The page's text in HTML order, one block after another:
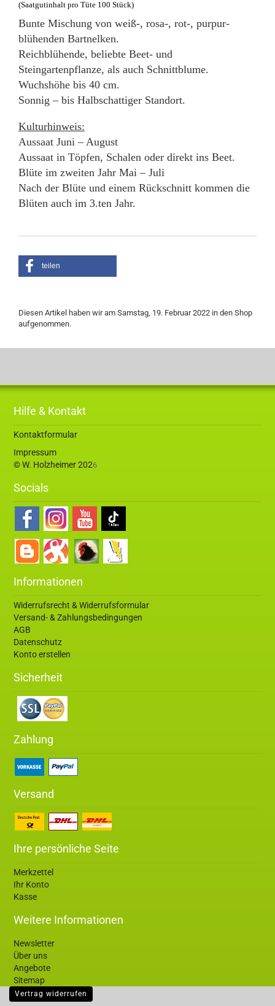
(Saatgutinhalt pro Tüte 100 Stück)
Bunte Mischung von weiß-, rosa-, rot-, purpur-
blühenden Bartnelken.
Reichblühende, beliebte Beet- und
Steingartenpflanze, als auch Schnittblume.
Wuchshöhe bis 40 cm.
Sonnig – bis Halbschattiger Standort.
Kulturhinweis:
Aussaat Juni – August
Aussaat in Töpfen, Schalen oder direkt ins Beet.
Blüte im zweiten Jahr Mai – Juli
Nach der Blüte und einem Rückschnitt kommen die
Blüten auch im 3.ten Jahr.
teilen
Diesen Artikel haben wir am Samstag, 19. Februar 2022 in den Shop
aufgenommen.
Hilfe & Kontakt
Kontaktformular
Impressum
© W. Holzheimer 2026
Socials
Informationen
Widerrufsrecht & Widerrufsformular
Versand- & Zahlungsbedingungen
AGB
Datenschutz
Konto erstellen
Sicherheit
Zahlung
Versand
Ihre persönliche Seite
Merkzettel
Ihr Konto
Kasse
Weitere Informationen
Newsletter
Über uns
Angebote
Sitemap
Vertrag widerrufen